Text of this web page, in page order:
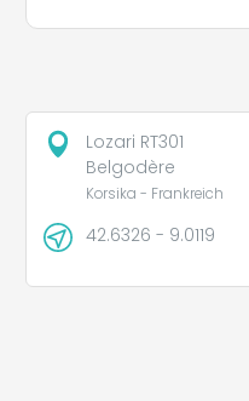
Lozari RT301
Belgodère
Korsika - Frankreich
42.6326 - 9.0119